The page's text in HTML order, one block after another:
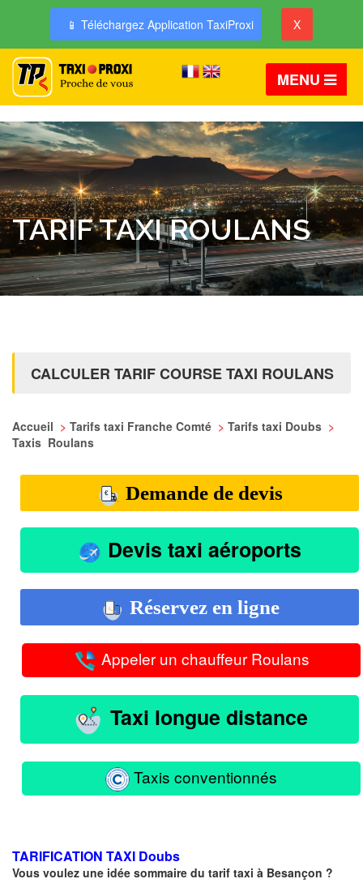
📱 Téléchargez Application TaxiProxi X
MENU
TARIF TAXI ROULANS
CALCULER TARIF COURSE TAXI ROULANS
Accueil > Tarifs taxi Franche Comté > Tarifs taxi Doubs >
Taxis Roulans
Demande de devis
Devis taxi aéroports
Réservez en ligne
Appeler un chauffeur Roulans
Taxi longue distance
Taxis conventionnés
TARIFICATION TAXI Doubs
Vous voulez une idée sommaire du tarif taxi à Besançon ?